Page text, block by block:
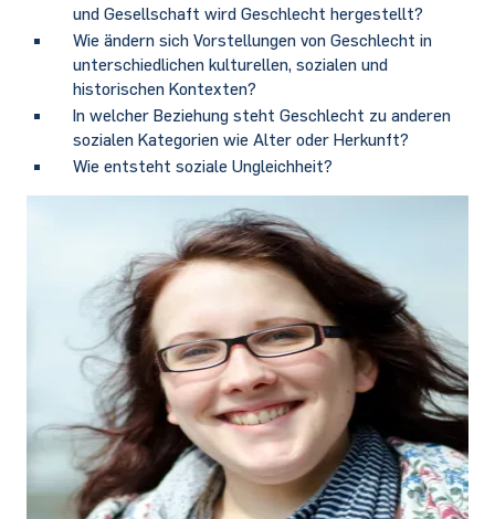
und Gesellschaft wird Geschlecht hergestellt?
Wie ändern sich Vorstellungen von Geschlecht in
unterschiedlichen kulturellen, sozialen und
historischen Kontexten?
In welcher Beziehung steht Geschlecht zu anderen
sozialen Kategorien wie Alter oder Herkunft?
Wie entsteht soziale Ungleichheit?